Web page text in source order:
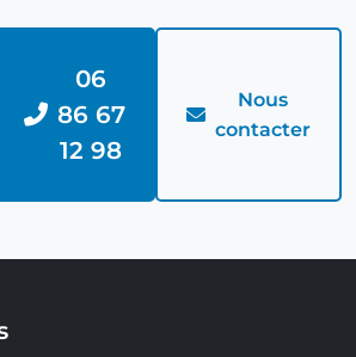
06
86 67
12 98
Nous
contacter